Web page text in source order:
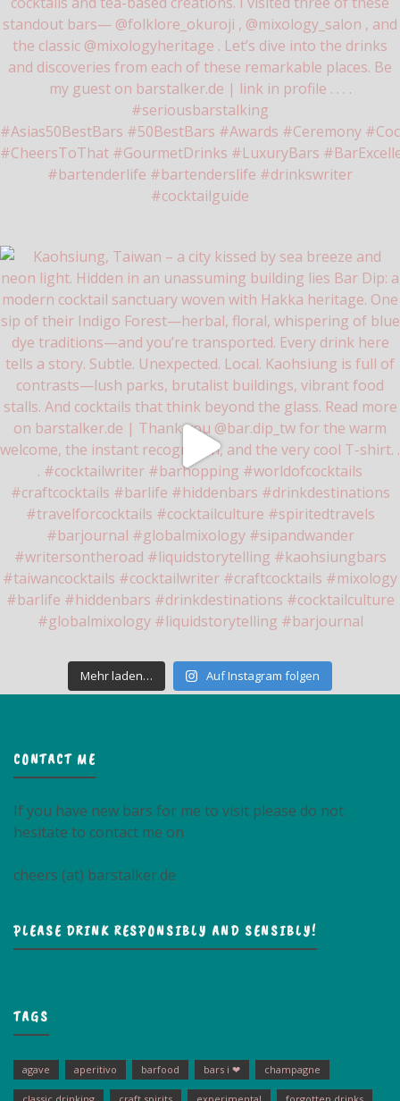
Mehr laden… Auf Instagram folgen
CONTACT ME
If you have new bars for me to visit please do not
hesitate to contact me on
cheers (at) barstalker.de
PLEASE DRINK RESPONSIBLY AND SENSIBLY!
TAGS
agave aperitivo barfood bars i ❤ champagne